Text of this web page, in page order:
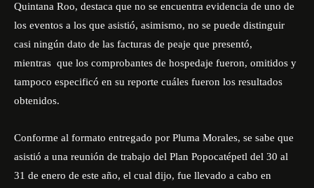
Quintana Roo, destaca que no se encuentra evidencia de uno de
los eventos a los que asistió, asimismo, no se puede distinguir
casi ningún dato de las facturas de peaje que presentó,
mientras que los comprobantes de hospedaje fueron, omitidos y
tampoco especificó en su reporte cuáles fueron los resultados
obtenidos.
Conforme al formato entregado por Pluma Morales, se sabe que
asistió a una reunión de trabajo del Plan Popocatépetl del 30 al
31 de enero de este año, el cual dijo, fue llevado a cabo en